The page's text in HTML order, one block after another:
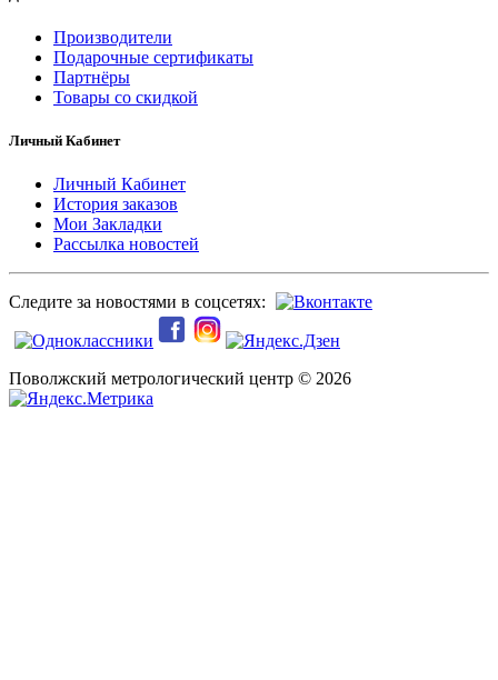
Производители
Подарочные сертификаты
Партнёры
Товары со скидкой
Личный Кабинет
Личный Кабинет
История заказов
Мои Закладки
Рассылка новостей
Следите за новостями в соцсетях:
Поволжский метрологический центр © 2026